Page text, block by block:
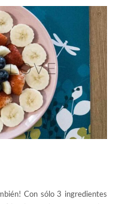
Con sólo 3 ingredientes